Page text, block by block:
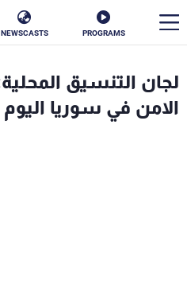
PROGRAMS
NEWSCASTS
الامن في سوريا اليوم
الأخبار